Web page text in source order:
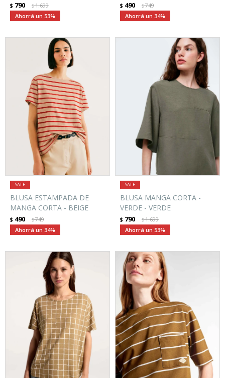
$ 790 $1.699
53
$ 490 $749
34
BLUSA ESTAMPADA DE
MANGA CORTA - BEIGE
$ 490 $749
34
BLUSA MANGA CORTA -
VERDE - VERDE
$ 790 $1.699
53